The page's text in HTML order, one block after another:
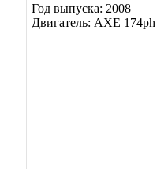
Год выпуска: 2008
Двигатель: АХЕ 174рh